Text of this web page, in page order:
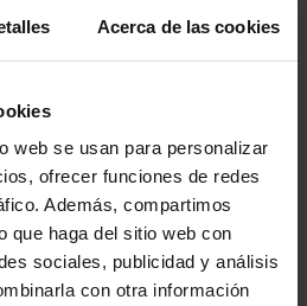
Acerca de las cookies
web se usan para personalizar
ofrecer funciones de redes
Además, compartimos
que haga del sitio web con
sociales, publicidad y análisis
con otra información